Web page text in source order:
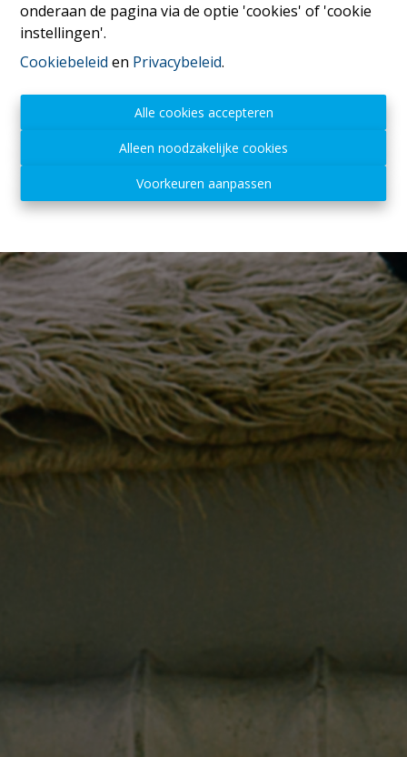
onderaan de pagina via de optie 'cookies' of 'cookie
instellingen'.
Cookiebeleid en Privacybeleid.
Alle cookies accepteren
Alleen noodzakelijke cookies
Voorkeuren aanpassen